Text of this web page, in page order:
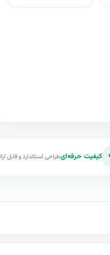
کیفیت حرفه‌ایطراحی استاندارد و قابل